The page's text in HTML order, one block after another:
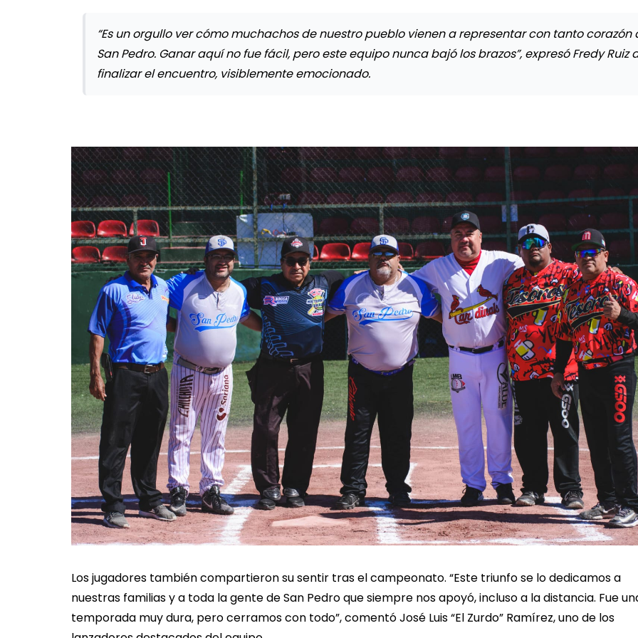
“Es un orgullo ver cómo muchachos de nuestro pueblo vienen a representar con tanto corazón
San Pedro. Ganar aquí no fue fácil, pero este equipo nunca bajó los brazos”, expresó Fredy Ruiz
finalizar el encuentro, visiblemente emocionado.
Los jugadores también compartieron su sentir tras el campeonato. “Este triunfo se lo dedicamos a
nuestras familias y a toda la gente de San Pedro que siempre nos apoyó, incluso a la distancia. Fue
temporada muy dura, pero cerramos con todo”, comentó José Luis “El Zurdo” Ramírez, uno de los